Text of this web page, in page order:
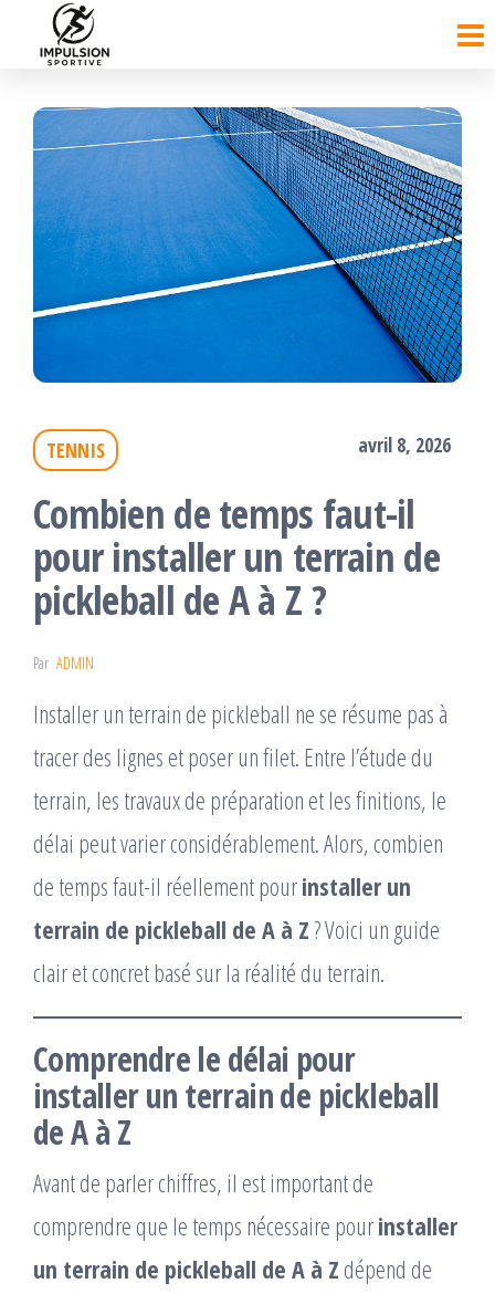
contenu
TENNIS avril 8, 2026
Combien de temps faut-il
pour installer un terrain de
pickleball de A à Z ?
Par ADMIN
Installer un terrain de pickleball ne se résume pas à
tracer des lignes et poser un filet. Entre l’étude du
terrain, les travaux de préparation et les finitions, le
délai peut varier considérablement. Alors, combien
de temps faut-il réellement pourinstaller un
terrain de pickleball de A à Z ? Voici un guide
clair et concret basé sur la réalité du terrain.
Comprendre le délai pour
installer un terrain de pickleball
de A à Z
Avant de parler chiffres, il est important de
comprendre que le temps nécessaire pourinstaller
un terrain de pickleball de A à Z dépend de